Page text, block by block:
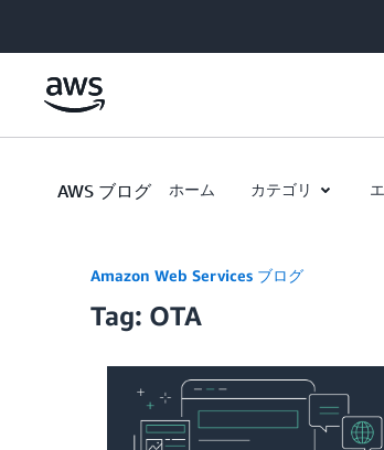
AWS ブログ ホーム カテゴリ
Amazon Web Services ブログ
Tag: OTA